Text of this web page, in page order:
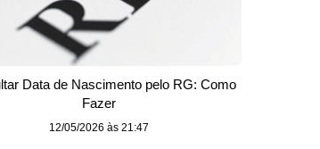
Data de Nascimento pelo RG: Como
Fazer
12/05/2026 às 21:47